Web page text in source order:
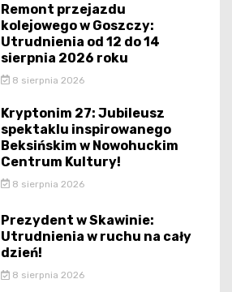
Remont przejazdu
kolejowego w Goszczy:
Utrudnienia od 12 do 14
sierpnia 2026 roku
8 sierpnia 2026
Kryptonim 27: Jubileusz
spektaklu inspirowanego
Beksińskim w Nowohuckim
Centrum Kultury!
8 sierpnia 2026
Prezydent w Skawinie:
Utrudnienia w ruchu na cały
dzień!
8 sierpnia 2026